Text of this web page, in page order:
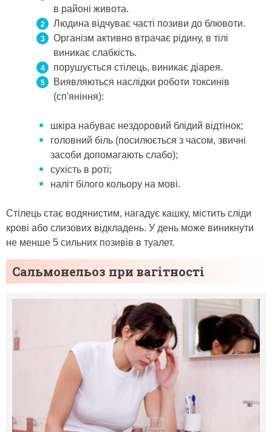
в районі живота.
Людина відчуває часті позиви до блювоти.
Організм активно втрачає рідину, в тілі
виникає слабкість.
порушується стілець, виникає діарея.
Виявляються наслідки роботи токсинів
(сп'яніння):
шкіра набуває нездоровий блідий відтінок;
головний біль (посилюється з часом, звичні
засоби допомагають слабо);
сухість в роті;
наліт білого кольору на мові.
Стілець стає водянистим, нагадує кашку, містить сліди
крові або слизових відкладень. У день може виникнути
не менше 5 сильних позивів в туалет.
Сальмонельоз при вагітності